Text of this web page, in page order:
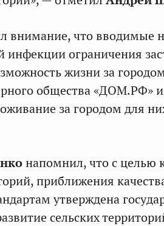
внимание, что вводимые
инфекции ограничения
жизни за
общества «ДОМ.РФ»
за городом для
напомнил, что с целью
приближения
утверждена
сельских